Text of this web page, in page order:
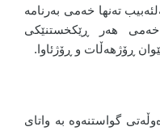
تەنها خەمی بەرنامە
خەمی هەر ڕێکخستنێکی
ڕۆژهەڵات و ڕۆژئاوا.
گواستنەوە بە واتای